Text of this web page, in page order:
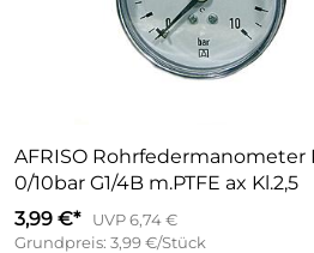
AFRISO Rohrfedermanometer
0/10bar G1/4B m.PTFE ax Kl.2,5
3,99 €*
UVP 6,74 €
Grundpreis: 3,99 €/Stück